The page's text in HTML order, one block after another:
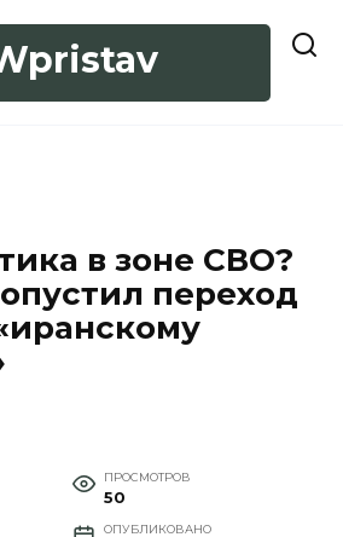
в зоне СВО?
переход
ПРОСМОТРОВ
50
ОПУБЛИКОВАНО